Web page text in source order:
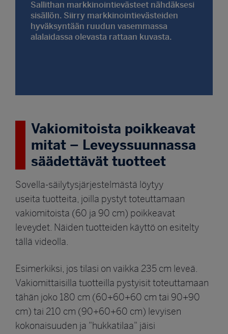
Sallithan markkinointievästeet nähdäksesi
sisällön. Siirry markkinointievästeiden
hyväksyntään ruudun vasemmassa
alalaidassa olevasta rattaan kuvasta.
Vakiomitoista poikkeavat
mitat – Leveyssuunnassa
säädettävät tuotteet
Sovella-säilytysjärjestelmästä löytyy
useita tuotteita, joilla pystyt toteuttamaan
vakiomitoista (60 ja 90 cm) poikkeavat
leveydet. Näiden tuotteiden käyttö on esitelty
tällä videolla.
Esimerkiksi, jos tilasi on vaikka 235 cm leveä.
Vakiomittaisilla tuotteilla pystyisit toteuttamaan
tähän joko 180 cm (60+60+60 cm tai 90+90
cm) tai 210 cm (90+60+60 cm) levyisen
kokonaisuuden ja "hukkatilaa" jäisi